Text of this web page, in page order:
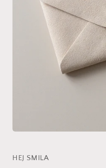
Modal
HEJ SMILA